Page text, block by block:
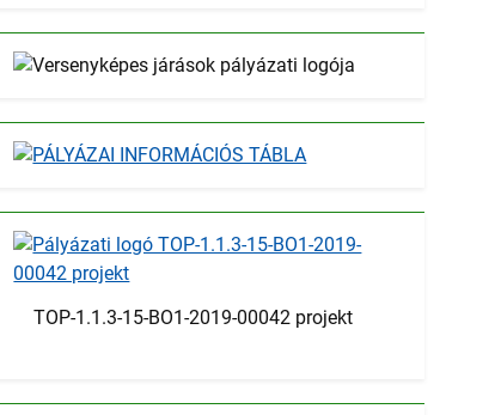
TOP-1.1.3-15-BO1-2019-00042 projekt